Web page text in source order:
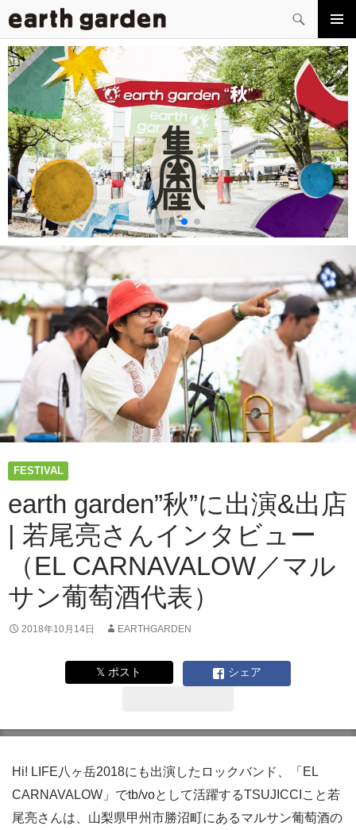
索
メイン
メニュ
ー
コ
ン
テ
ン
へ
ス
キ
ッ
プ
FESTIVAL
earth garden”秋”に出演&出店
| 若尾亮さんインタビュー
（EL CARNAVALOW／マル
サン葡萄酒代表）
2018年10月14日 EARTHGARDEN
𝕏 ポスト シェア
Hi! LIFE八ヶ岳2018にも出演したロックバンド、「EL
CARNAVALOW」でtb/voとして活躍するTSUJICCIこと若
尾亮さんは、山梨県甲州市勝沼町にあるマルサン葡萄酒の